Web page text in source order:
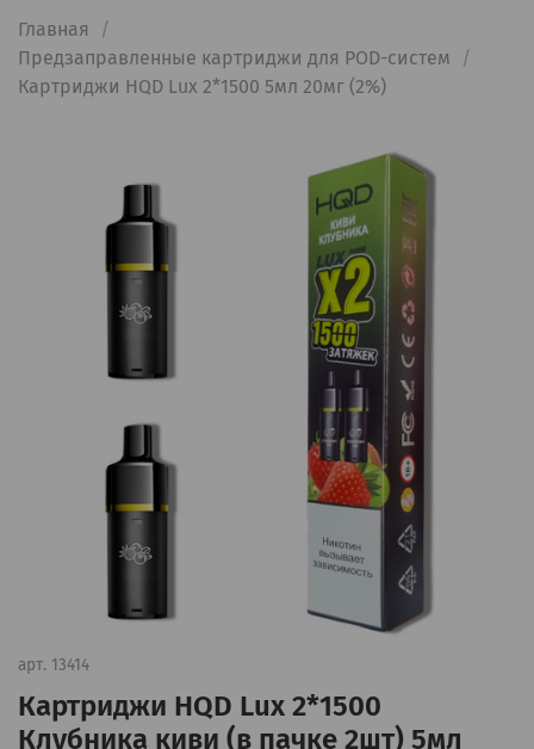
Главная
Предзаправленные картриджи для POD-систем
Картриджи HQD Lux 2*1500 5мл 20мг (2%)
арт. 13414
Картриджи HQD Lux 2*1500
Клубника киви (в пачке 2шт) 5мл